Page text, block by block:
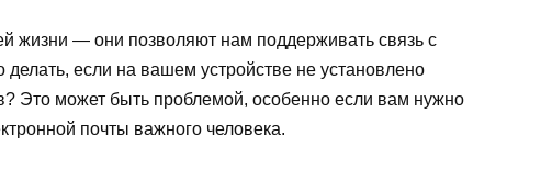
жизни — они позволяют нам поддерживать связь с
если на вашем устройстве не установлено
Это может быть проблемой, особенно если вам нужно
почты важного человека.